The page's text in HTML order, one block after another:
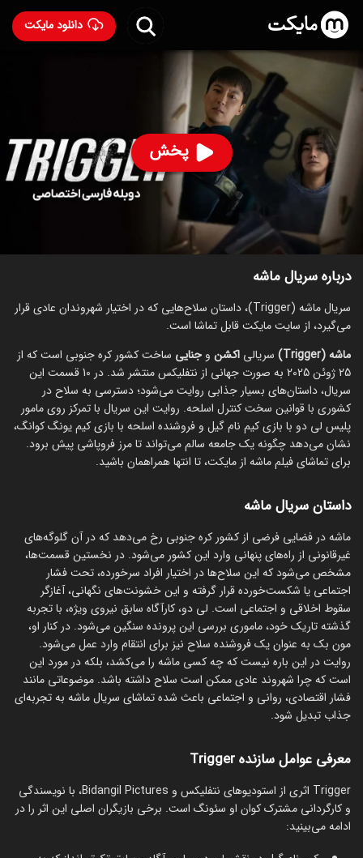
دانلود مایکت
پخش
سریال ماشه با دوبله فارسی - Trigger 2025
۲۷۳ 94 ۷.۲
ساخت کره جنوبی سال 2025
رده سنی ۱۸+
کره‌ای
سریال اکشن جنایی درام
توضیحات قسمت‌ها
درباره سریال ماشه
سریال ماشه (Trigger)، داستان سلاح‌هایی که در اختیار شهروندان عادی قرار
می‌‌گیرد، از سایت مایکت قابل تماشا است.
ماشه (Trigger)
سریالی اکشن ‌و جنایی ساخت کشور کره جنوبی است که از
25 ژوئن 2025 به صورت جهانی از نتفلیکس منتشر شد. در 10 قسمت این
سریال، داستان‌های بسیار جذابی روایت می‌شود؛ دسترسی به سلاح در
کشوری با قوانین سخت کنترل اسلحه. روایت این سریال با تمرکز روی مامور
پلیس لی دو با بازی کیم نام گیل و فروشنده اسلحه با بازی کیم یونگ کوانگ،
نشان می‌دهد چگونه یک جامعه سالم می‌تواند تا مرز فروپاشی پیش برود.
برای تماشای فیلم ماشه از مایکت، تا انتها همراهمان باشید.
داستان سریال ماشه
ماشه در فضایی فرضی از کشور کره جنوبی رخ می‌دهد که در آن گلوگه‌های
غیرقانونی از راه‌های پنهانی وارد این کشور می‌شود. در نخستین قسمت‌ها،
مشخص می‌شود که این سلاح‌ها در اختیار افراد سرخورده، تحت فشار
اجتماعی یا شکست‌خورده قرار گرفته و این خشونت‌های نگهانی، آغازگر
سقوط اخلاقی و اجتماعی است. لی دو، کارآگاه سابق نیروی ویژه، با تجربه
گذشته تاریک خود، ماموری بررسی این پرونده سنگین می‌شود. در کنار او،
مون بک به عنوان یک فروشنده سلاح نیز برای انتقام وارد عمل می‌شود.
روایت در این باره نیست که چه کسی ماشه را می‌کشد، بلکه در مورد این
است که چرا شهروند عادی ممکن است سلاح داشته باشد. موضوعاتی مانند
فشار اقتصادی، روانی و اجتماعی باعث شده تماشای سریال ماشه به تجربه‌ای
جذاب تبدیل شود.
معرفی عوامل سازنده Trigger
Trigger اثری از استودیوهای نتفلیکس و Bidangil Pictures، با نویسندگی
و کارگردانی مشترک کوان او سئونگ است. برخی بازیگران اصلی این اثر را در
ادامه می‌بینید: